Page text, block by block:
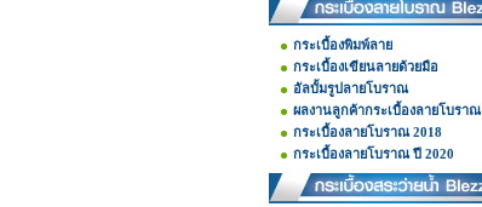
กระเบื้องพิมพ์ลาย
กระเบื้องเขียนลายด้วยมือ
อัลบั้มรูปลายโบราณ
ผลงานลูกค้ากระเบื้องลายโบราณ
กระเบื้องลายโบราณ 2018
กระเบื้องลายโบราณ ปี 2020